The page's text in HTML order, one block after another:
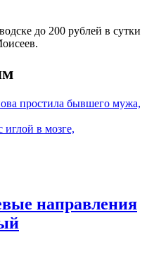
до 200 рублей в сутки
простила бывшего мужа,
в мозге,
направления